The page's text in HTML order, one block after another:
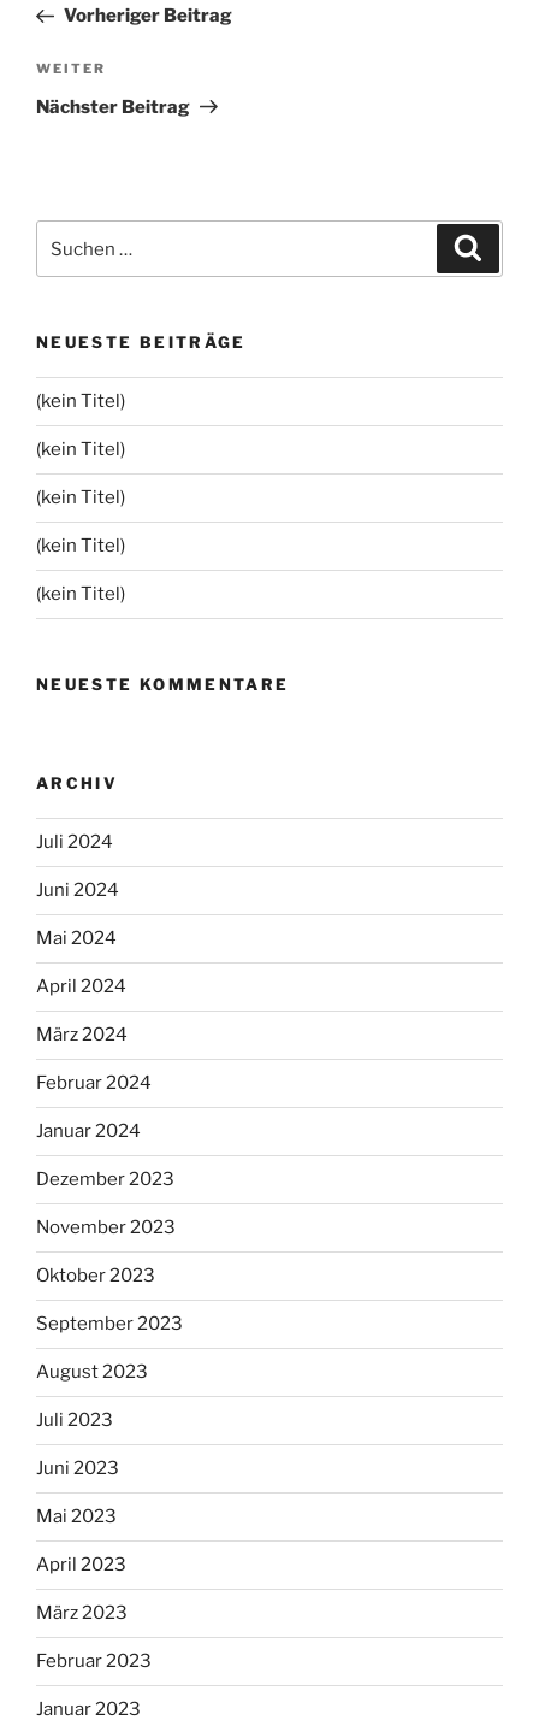
Beitrag
Vorheriger Beitrag
Nächster
Beitrag
WEITER
Nächster Beitrag
nach:
NEUESTE BEITRÄGE
(kein Titel)
(kein Titel)
(kein Titel)
(kein Titel)
(kein Titel)
NEUESTE KOMMENTARE
ARCHIV
Juli 2024
Juni 2024
Mai 2024
April 2024
März 2024
Februar 2024
Januar 2024
Dezember 2023
November 2023
Oktober 2023
September 2023
August 2023
Juli 2023
Juni 2023
Mai 2023
April 2023
März 2023
Februar 2023
Januar 2023